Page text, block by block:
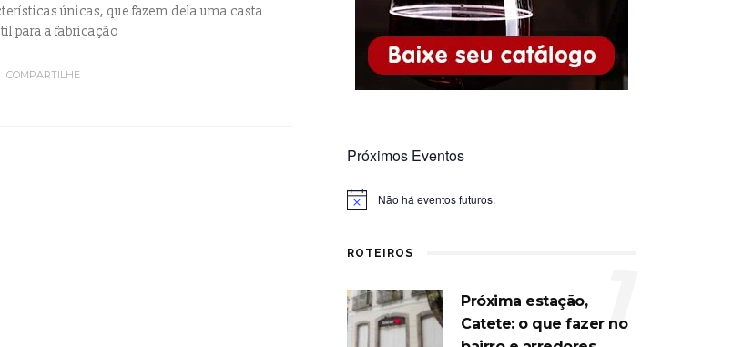
únicas, que fazem dela uma casta
para a fabricação
COMPARTILHE
Próximos Eventos
Notice Não há eventos futuros.
ROTEIROS
Próxima estação,
Catete: o que fazer no
1